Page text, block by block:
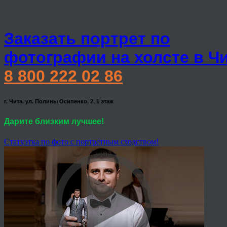
Заказать портрет по
фотографии на холсте в
8 800 222 02 86
г. Чита, ул. Полины Осипенко, 2, 1 этаж
Дарите близким лучшее!
Статуэтка по фото с портретным сходством!